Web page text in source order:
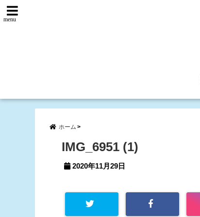
menu
ホーム
IMG_6951 (1)
2020年11月29日